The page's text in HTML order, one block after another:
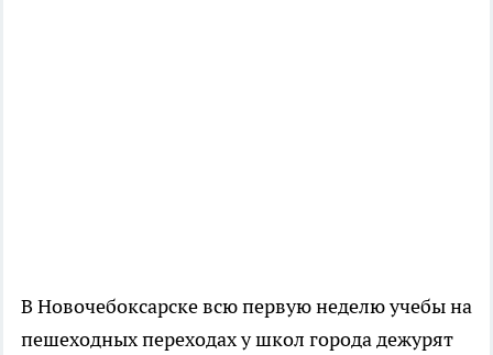
В Новочебоксарске всю первую неделю учебы на
пешеходных переходах у школ города дежурят